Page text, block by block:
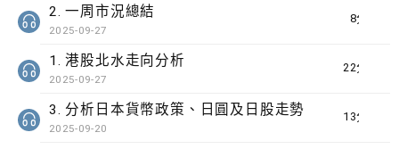
8分鐘
2. 一周市況總結
2025-09-27
22分鐘
1. 港股北水走向分析
2025-09-27
13分鐘
3. 分析日本貨幣政策、日圓及日股走勢
2025-09-20